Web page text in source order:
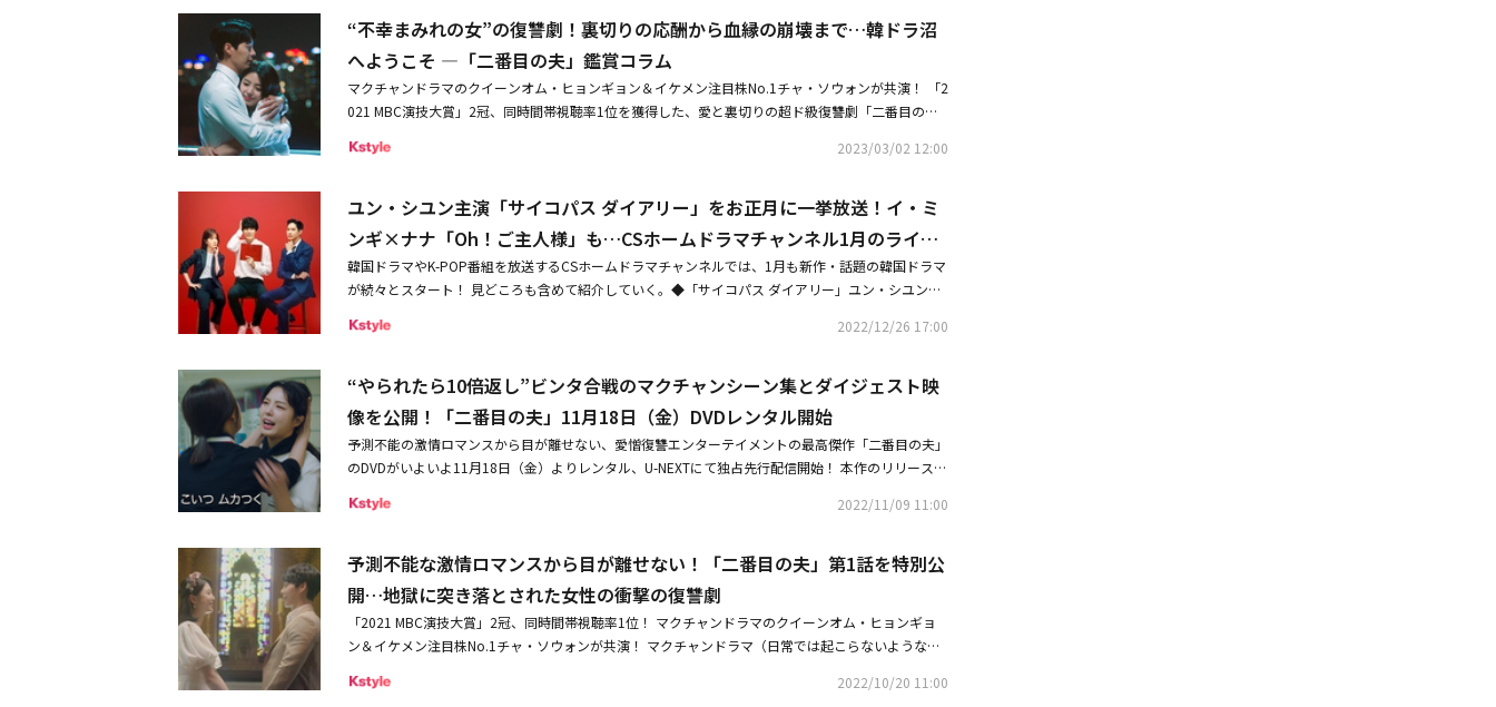
ENUSのアリス（ソン・ジュヒ）も10月21日に一般男性と結婚すると発表。結婚式は一般人である新
郎及び家族に配慮し、両家の親戚、知人を招いて、非公開で行われるという。さらにLABOUMのヘイ
ンも7日、11月に一般男性と結婚すると発表した。お相手は19歳の時から友人だった男性であるとい
い、へインは現在妊娠中であることも伝えた。他にも、熱愛報道なく結婚を電撃発表したスターは多
い。女優のオム・ヒョンギョンと俳優のチャ・ソウォンは、2018年に放送されたドラマ「ファイテ
ィン♡ガール！～Miss Lee～」で共演した後、2021年にドラマ「二番目の夫」で再会し、ゴールイン
した。2人は結婚と同時に妊娠を発表して話題を集めた。また、昨年は女優のチャン・ナラが結婚を
方と約2年の交際を経て、お互いの人生のパートナーになることを約束した。素敵な笑顔と真面目で
善良な性格、そして何よりも自分の仕事に全力を尽くすまっすぐな姿勢に好感を抱き、縁を結ぶこと
になった」と明かした。チャン・ナラは着実にドラマ出演などで活躍しながら、2年余りの間、静か
に恋を育て結婚を報告した。・キム・ドンウク、自身の言葉でファンに結婚を伝える「人生の次の段
階を一緒に乗り越えていく人に出会った」・6歳差カップルユン・バク＆キム・スビン、頬にキス
も！ウエディンググラビアを公開・チョン・テウ＆チャン・イニ夫妻、チャン・ナラの結婚式に出席
されたケーブルチャンネルtvN「チョンイル電子 ミス・リー」を通じて初めて縁を結んだ後、昨年放
送されたMBCドラマ「二番目の夫」の放送終了後、恋人関係に発展した。オム・ヒョンギョンの所
属事務所であるヨジンエンターテインメント、チャ・ソウォンの所属事務所であるNAMOO ACTORS
の関係者は「2人は結婚を前提に交際しており、チャ・ソウォンの除隊後に結婚式を挙げる予定で
てきたこの祝福を分かち合うため、詳細はお伝えできない点ご了承をお願いいたします。これからも
予定だ。チャ・ソウォンの除隊予定日は、2024年5月21日だ。・入隊中チャ・ソウォン、オム・ヒョ
ンギョンとの結婚・妊娠を発表きっかけはドラマ共演・俳優チャ・ソウォン、本日（11/22）軍隊へ
陸軍現役で服務【チャ・ソウォン 手紙全文】こんにちは。チャ・ソウォンです。お久しぶりです。
皆さん、お元気ですか？ 国防の義務を果たしている僕は、体も心も元気になっていることを感じて
います。本日、報道を見て非常に驚いたと思います。皆さんには僕から直接お知らせしたくて、心を
込めて手紙を書きます。僕に、よき恋人で人生のパートナーができました。僕にいつも笑いをくれ
て、僕を幸せにしてくれる人だから、彼女を幸せにしてあげたい、と思うようになりました。好感を
訪れました。まだ足りないですが、ある家庭の家長になるという考えだけでも、人生への意気込みが
変わることを感じています。皆さんの愛のおかげで、チャ・ソウォンという役者として生きることが
できました。これからもいい俳優になるためもっと頑張ります。家長としてもベストを尽くして、愛
を持って生きています。いい人になるため頑張ります。ありがとうございます。
切な命を待っている」と伝えた。チャ・ソウォンとオム・ヒョンギョンは、5歳離れた年上年下カッ
プル（女性が年上のカップル） で、MBCドラマ「二番目の夫」で共演した。チャ・ソウォンは、本
名のイ・チャンヨプで活動していたが、2019年7月にチャ・ソウォンに活動名を変更。JYPでの練習
生経験があり、TWICE ナヨンとオーディション同期と知られている。・「二番目の夫」チャ・ソウ
ォン、作品への反響に驚きも人生の中で記憶に残るキャラクターに出会えると思った・俳優チャ・ソ
ウォン、本日（11/22）軍隊へ陸軍現役で服務【NAMOO ACTORS 公式コメント全文】こんにちは。
後にお互いに対する好感につながり、恋人関係に発展しました。2人は結婚を前提に交際しており、
チャ・ソウォンの除隊後に結婚式を挙げる予定です。このような中、2人に祝福のように大切な新し
い命が宿りました。2人は現在、慎重ながらも感謝の気持ちで大切な命を待っています。静かで敬虔
に彼らにやってきたこの祝福を分かち合うため、詳細はお伝えできない点、ご了承をお願いいたしま
人に温かい目で応援をお願いします。ありがとうございます。
“不幸まみれの女”の復讐劇！裏切りの応酬から血縁の崩壊まで…韓ドラ沼
へようこそ ―「二番目の夫」鑑賞コラム
マクチャンドラマのクイーンオム・ヒョンギョン＆イケメン注目株No.1チャ・ソウォンが共演！ 「2
021 MBC演技大賞」2冠、同時間帯視聴率1位を獲得した、愛と裏切りの超ド級復讐劇「二番目の
ョンギョンが魅せる捨て身の復讐劇ドラマ「二番目の夫」は夫を奪われ、不幸のどん底に落とされた
ど、これまでも復讐劇のヒット作でお馴染みの女優オム・ヒョンギョン。祖母に育てられた愛らしい
娘、復讐を決意した決然たる姿、一人二役で金持ちの在米韓国人に扮してジェギョンを翻弄する弾け
た演技など、達者なところを見せる。歌手志望の青年で彼女の味方となるジェミン役を演じるのはチ
ェ・ソウォン。「ファイティン♡ガール！～Miss Lee～」以来オム・ヒョンギョンとは2度目の共
演。凛々しいイケメンとして、彼女の復讐を支える心優しい青年を演じ、本作のOSTにも参加し甘い
歌声でドラマを盛り上げる。「私は殺していない」殺人の罪を着せられたヒロインが復讐の階段を上
面から始まる。必ず無念を晴らすとソナが誓うところで時間は巻き戻され、教会で二人だけの結婚式
を挙げるソナとムン・サンヒョク（ハン・ギウン）の顔のクローズアップ。ソナとサンヒョクは結婚
式を挙げ、間もなく息子のセビョクも授かり、まだ籍は入れていないものの幸せの絶頂だった。しか
し、サンヒョクの上司であり財閥の娘ユン・ジェギョン（オ・スンア）が、サンヒョクを誘惑したこ
サンヒョクとの結婚に突っ走る。ソナの悲劇はジェギョンに夫を奪われたことから始まった。サンヒ
ギョンが祖母を突き飛ばし、頭を打って命を失う。しかし、サンヒョクとジェギョンはその場から逃
げ出してしまう。次にジェギョンは会社で、自分を脅迫する男を階段から突き落としてしまい、男は
死亡する。ジェギョンはソナが男を突き落とすところを見たという目撃者をでっちあげ、ソナはジェ
ギョンの身代わりに殺人犯として逮捕される。ジェギョンとサンヒョクの結婚式が華やかに挙行され
た日、裁判所でソナへの判決が下る。懲役5年。ソナが獄中にいる間、愛する息子のセビョクは病気
で死んでしまい、不幸の連鎖はさらに続く。一方、ジェギョンの腹違いの兄ユン・ジェミンは、財閥
御曹司にも関わらず歌手になることを夢見ていた。親には米国留学中と嘘をつき、ソウルで演歌歌手
2023/03/02 12:00
ユン・シユン主演「サイコパス ダイアリー」をお正月に一挙放送！イ・ミ
ンギ×ナナ「Oh！ご主人様」も…CSホームドラマチャンネル1月のライン
ナップ
韓国ドラマやK-POP番組を放送するCSホームドラマチャンネルでは、1月も新作・話題の韓国ドラマ
が続々とスタート！ 見どころも含めて紹介していく。◆「サイコパス ダイアリー」ユン・シユン主
と錯覚する男を描いたコミックサスペンス。ユン・シユンが、お人好しの男をまるで一人二役のよう
りは出馬から！？」のパク・ソンフン。第1話・第2話は無料放送でお届けする。◆「二番目の夫」
本来の予定話数を大幅に超え、全150話の超長編作となった「二番目の夫」が1月より放送スター
ト。悪女に、そして夫にすべてを奪われ、人生のどん底に突き落とされた女性が捨て身で挑む衝撃の
復讐を描く、愛と裏切りの超ド級マクチャン復讐劇。ヒロインを新マクチャン・クイーンオム・ヒョ
ンギョンが、ヒロインを地獄に突き落とす恐ろしい悪女をRAINBOW出身のオ・スンアが演じてい
る。◆「Oh！ご主人様～恋が出来ない僕とカノジョの同居生活～」「私の解放日誌」のイ・ミンギ
を縮めていく様子を描く。CNBLUEのカン・ミンヒョクがヒロインに片思いするハイスペック男性役
で登場し、ドキドキの三角関係を繰り広げる。さらにドラマの放送を記念し、主演2人のミニインタ
ビュー映像も同月に放送する。◆「エマージェンシーカップル」平日朝に毎日放送する『【週5 de
イッキ】朝の韓ドラ』枠では、「エマージェンシーカップル」がスタート。スピード離婚した元夫婦
ョク、ソン・ジヒョが務める。放送作品の詳細は、ホームドラマチャンネルのHPや公式Twitterを要
2022/12/26 17:00
“やられたら10倍返し”ビンタ合戦のマクチャンシーン集とダイジェスト映
像を公開！「二番目の夫」11月18日（金）DVDレンタル開始
予測不能の激情ロマンスから目が離せない、愛憎復讐エンターテイメントの最高傑作「二番目の夫」
のDVDがいよいよ11月18日（金）よりレンタル、U-NEXTにて独占先行配信開始！ 本作のリリースを
開された。ヒロインのソナ（オム・ヒョンギョン）に向かって、ソナの恋人サンヒョク（ハン・ギウ
る、スペシャル PV愛と裏切りの超ド級マクチャンシーン。サンヒョクを奪われ、やられっぱなしだ
ったソナは、「やられたら10 倍返しでやり返す」と、ジェギョンをビンタし反撃。そんな二人は、
ことあるごとにビンタのみならず、髪の毛を引っ張りあっての取っ組み合いや、水やジュースを顔面
に浴びせ掛ける始末。さらに、机のモノにあたり散らかしたり、ちゃぶ台をひっくり返したりと、凄
まじいシーンが展開。ソナやジェギョンだけでなく、ソナを娘のように可愛がるボクスン（キム・ヒ
ジョン）が、ジェギョンに仕返ししたり、姑の目の前で息子サンヒョクをビンタしたジェギョンに義
2022/11/09 11:00
予測不能な激情ロマンスから目が離せない！「二番目の夫」第1話を特別公
開…地獄に突き落とされた女性の衝撃の復讐劇
「2021 MBC演技大賞」2冠、同時間帯視聴率1位！ マクチャンドラマのクイーンオム・ヒョンギョ
ン＆イケメン注目株No.1チャ・ソウォンが共演！ マクチャンドラマ（日常では起こらないような出
復讐劇「二番目の夫」のDVDが11月18日よりレンタル開始、同日よりU-NEXTにて独占先行配信開始
2022/10/20 11:00